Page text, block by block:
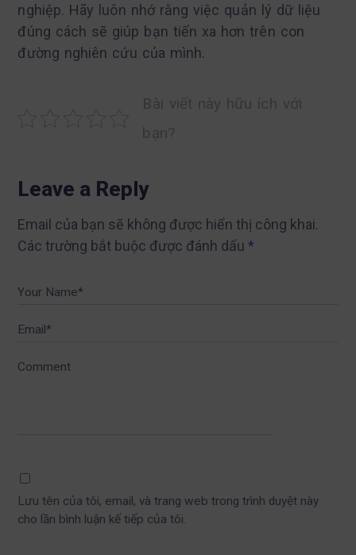
nghiệp. Hãy luôn nhớ rằng việc quản lý dữ liệu
đúng cách sẽ giúp bạn tiến xa hơn trên con
đường nghiên cứu của mình.
Leave a Reply
Email của bạn sẽ không được hiển thị công khai.
Các trường bắt buộc được đánh dấu*
Your Name*
Email*
Comment
Lưu tên của tôi, email, và trang web trong trình duyệt này
cho lần bình luận kế tiếp của tôi.